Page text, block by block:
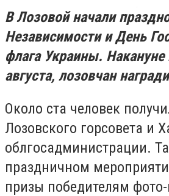
В Лозовой начали
Независимости иДень
флага Украины. Накануне
августа, лозовчан
Около ста человек
Лозовского горсовета и
облгосадминистрации.
праздничном
призы победителям